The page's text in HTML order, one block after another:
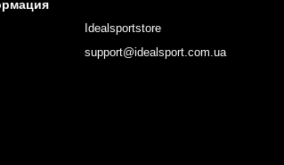
Idealsportstore
support@idealsport.com.ua